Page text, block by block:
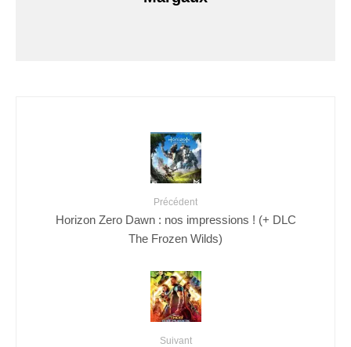
Précédent
Horizon Zero Dawn : nos impressions ! (+ DLC
The Frozen Wilds)
Suivant